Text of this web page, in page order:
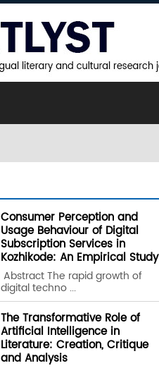
Consumer Perception and
Usage Behaviour of Digital
Subscription Services in
Kozhikode: An Empirical Study
Abstract The rapid growth of
digital techno ...
The Transformative Role of
Artificial Intelligence in
Literature: Creation, Critique
and Analysis